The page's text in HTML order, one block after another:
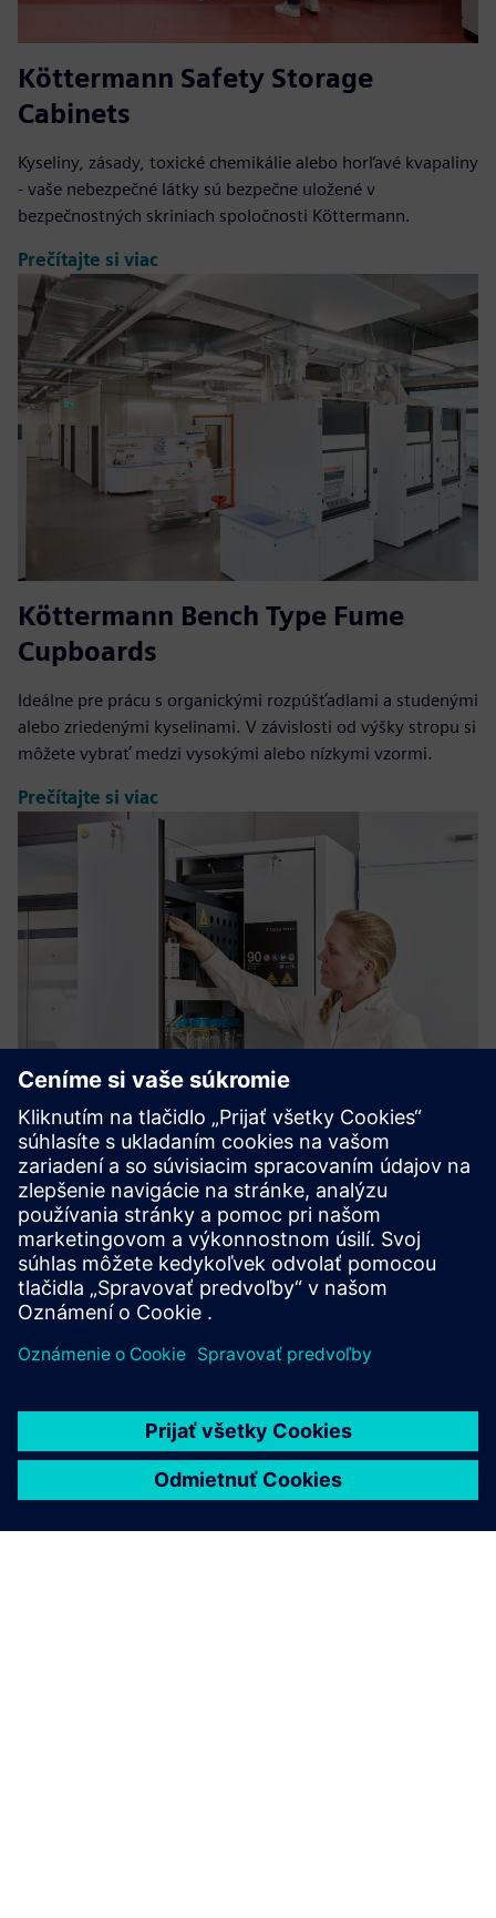
Köttermann Safety Storage
Cabinets
Kyseliny, zásady, toxické chemikálie alebo horľavé kvapaliny
- vaše nebezpečné látky sú bezpečne uložené v
bezpečnostných skriniach spoločnosti Köttermann.
Prečítajte si viac
Köttermann Bench Type Fume
Cupboards
Ideálne pre prácu s organickými rozpúšťadlami a studenými
alebo zriedenými kyselinami. V závislosti od výšky stropu si
môžete vybrať medzi vysokými alebo nízkymi vzormi.
Prečítajte si viac
Köttermann VarioProtect®
All-in-One Storage for Hazardous Chemicals
Prečítajte si viac